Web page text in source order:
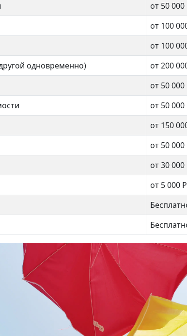
от 50 000
от 100
от 100
одновременно)
от 200
от 50 000
от 50 000
от 150
от 50 000
от 30 000
от 5 000 Р
вечера»
₽
Троицк, Городская 20
11 500 000 ₽
Ольховая
3 комнат